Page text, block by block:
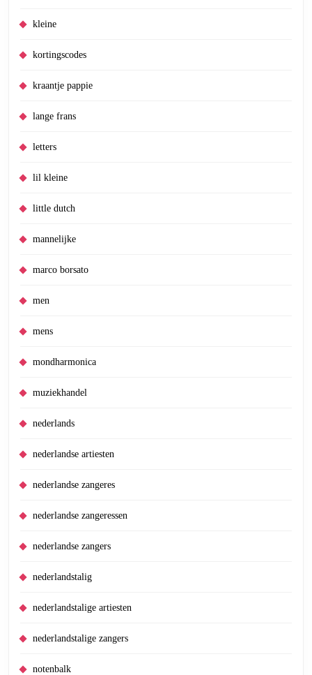
kleine
kortingscodes
kraantje pappie
lange frans
letters
lil kleine
little dutch
mannelijke
marco borsato
men
mens
mondharmonica
muziekhandel
nederlands
nederlandse artiesten
nederlandse zangeres
nederlandse zangeressen
nederlandse zangers
nederlandstalig
nederlandstalige artiesten
nederlandstalige zangers
notenbalk